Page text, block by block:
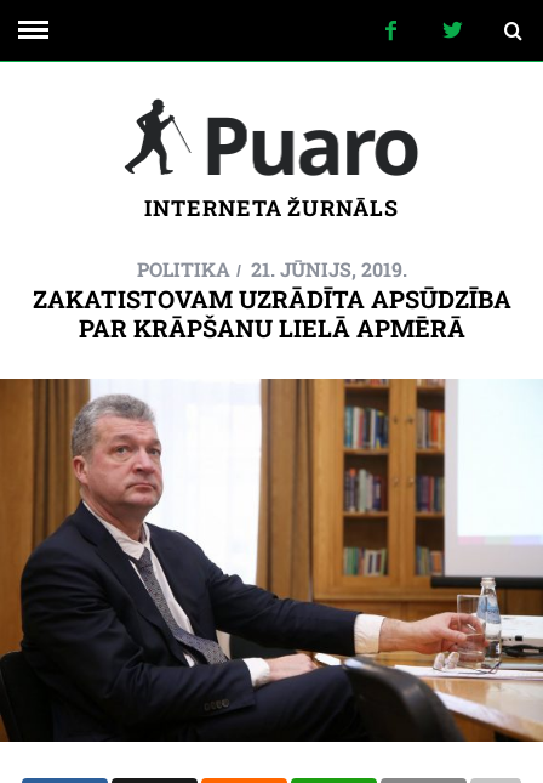
INTERNETA ŽURNĀLS
POLITIKA 21. JŪNIJS, 2019.
ZAKATISTOVAM UZRĀDĪTA APSŪDZĪBA
PAR KRĀPŠANU LIELĀ APMĒRĀ